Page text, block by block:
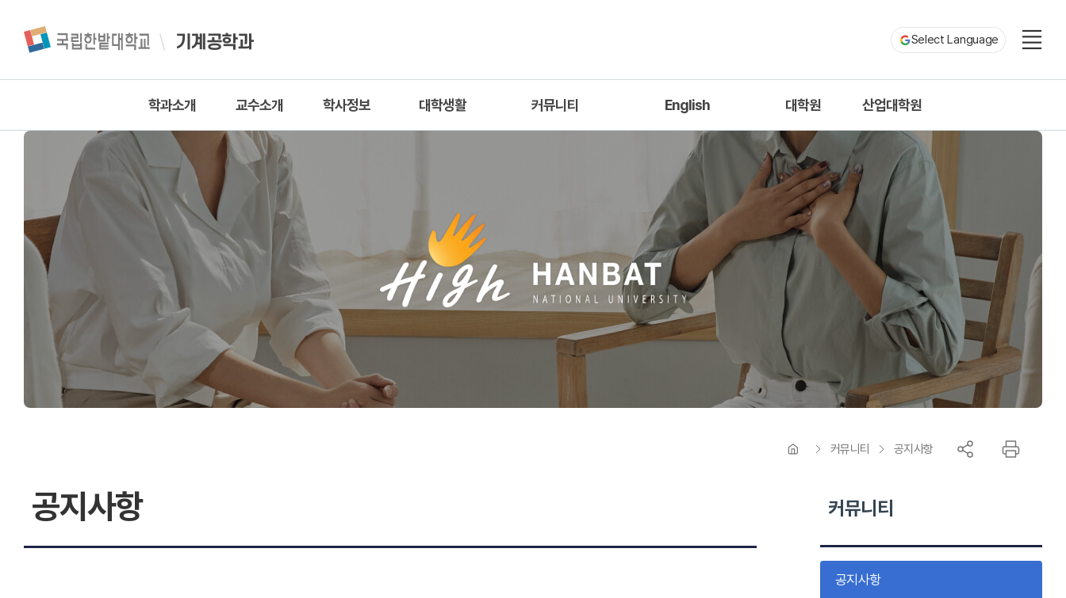
기계공학과 Select Language
학과소개
인사말
연혁
중점사업
학사일정
층별안내
교수소개
교수소개
교직원소개
학사정보 대학생활 커뮤니티
포토갤러리
취업소식
수업자료
English
Introduction
Academic Information
Professors
Q&A
대학원
기계공학과
산업대학원
기계공학과
커뮤니티
공지사항
공지사항
커뮤니티 공지사항